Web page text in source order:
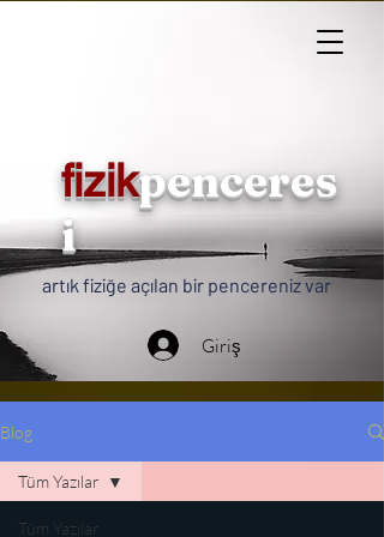
fizikpenceres
i
artık fiziğe açılan bir pencereniz var
Giriş
Blog
Tüm Yazılar
Tüm Yazılar